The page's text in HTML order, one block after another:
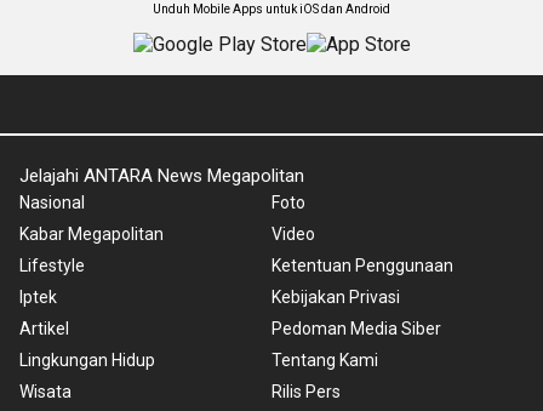
Unduh Mobile Apps untuk iOS dan Android
Jelajahi ANTARA News Megapolitan
Nasional
Kabar Megapolitan
Lifestyle
Iptek
Artikel
Lingkungan Hidup
Wisata
Foto
Video
Ketentuan Penggunaan
Kebijakan Privasi
Pedoman Media Siber
Tentang Kami
Rilis Pers